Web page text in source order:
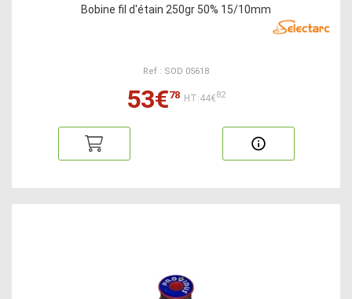
Bobine fil d'étain 250gr 50% 15/10mm
Ref : SOD 05618
53€78 HT:44€82